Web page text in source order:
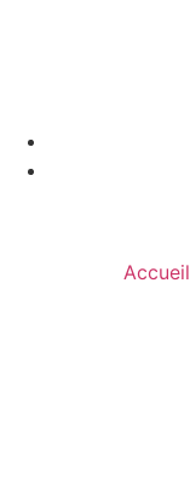
Accueil